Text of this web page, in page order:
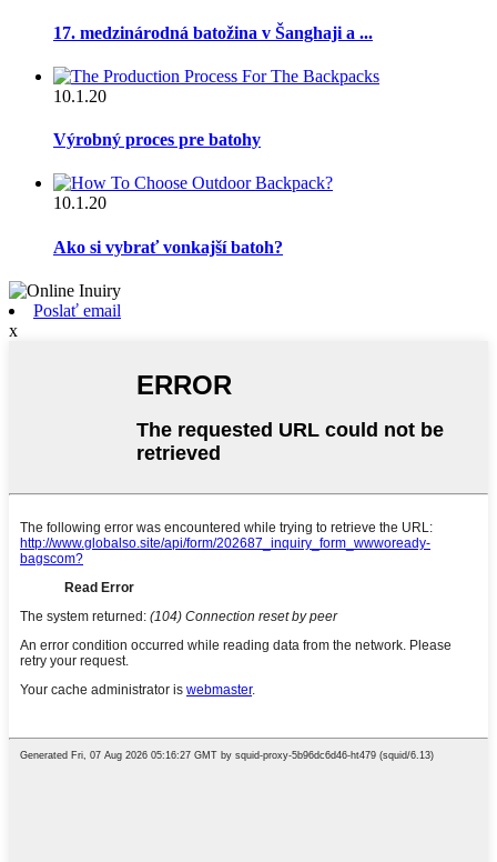
17. medzinárodná batožina v Šanghaji a ...
10.1.20
Výrobný proces pre batohy
10.1.20
Ako si vybrať vonkajší batoh?
Poslať email
x